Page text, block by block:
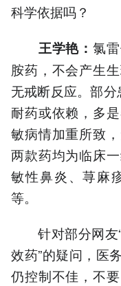
科学依据吗？
王学艳：氯
胺药，不会产生
无戒断反应。部分
耐药或依赖，多
敏病情加重所致
两款药均为临床
敏性鼻炎、荨麻
等。
针对部分网友“
效药”的疑问，医
仍控制不佳，不